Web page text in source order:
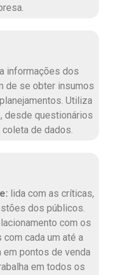
informações dos
de se obter insumos
Utiliza
desde questionários
de dados.
lida com as críticas,
dos públicos.
com os
cada um até a
em pontos de venda
em todos os